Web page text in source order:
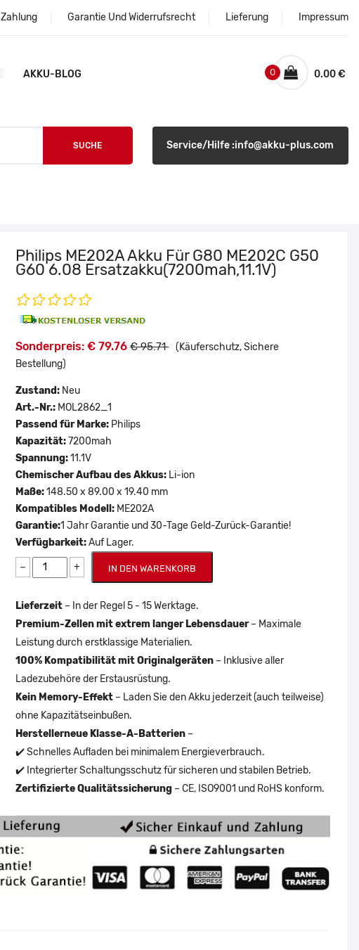
Zahlung Garantie Und Widerrufsrecht Lieferung Impressum
AKKU-BLOG 0.00 €
0
SUCHE Service/Hilfe :info@akku-plus.com
Philips ME202A Akku Für G80 ME202C G50
G60 6.08 Ersatzakku(7200mah,11.1V)
Sonderpreis: € 79.76 € 95.71 (Käuferschutz, Sichere
Bestellung)
Zustand: Neu
Art.-Nr.: MOL2862_1
Passend für Marke: Philips
Kapazität:7200mah
Spannung:11.1V
Chemischer Aufbau des Akkus: Li-ion
Maße:148.50 x 89.00 x 19.40 mm
Kompatibles Modell: ME202A
Garantie:1 Jahr Garantie und 30-Tage Geld-Zurück-Garantie!
Verfügbarkeit:Auf Lager.
− + IN DEN WARENKORB
Lieferzeit – In der Regel 5 - 15 Werktage.
Premium-Zellen mit extrem langer Lebensdauer– Maximale
Leistung durch erstklassige Materialien.
100% Kompatibilität mit Originalgeräten – Inklusive aller
Ladezubehöre der Erstausrüstung.
Kein Memory-Effekt – Laden Sie den Akku jederzeit (auch teilweise)
ohne Kapazitätseinbußen.
Herstellerneue Klasse-A-Batterien –
✔️ Schnelles Aufladen bei minimalem Energieverbrauch.
✔️ Integrierter Schaltungsschutz für sicheren und stabilen Betrieb.
Zertifizierte Qualitätssicherung – CE, ISO9001 und RoHS konform.